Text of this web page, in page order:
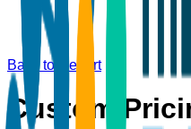
Back to Report
Custom